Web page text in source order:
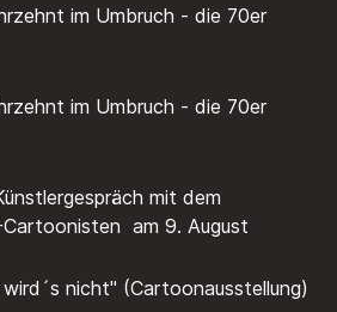
im Umbruch - die 70er
im Umbruch - die 70er
mit dem
Cartoonisten am 9. August
nicht" (Cartoonausstellung)